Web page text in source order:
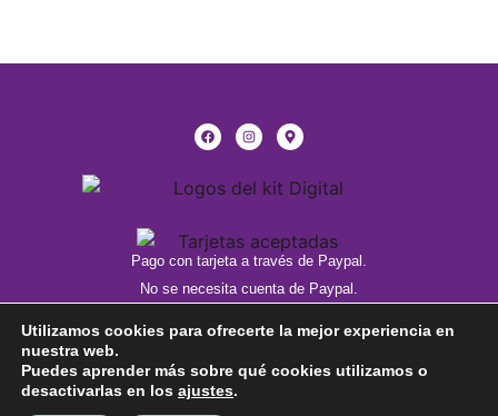
Pago con tarjeta a través de Paypal.
No se necesita cuenta de Paypal.
Política de privacidad
Política de cookies
Condiciones de compra
Utilizamos cookies para ofrecerte la mejor experiencia en
nuestra web.
Puedes aprender más sobre qué cookies utilizamos o
desactivarlas en los ajustes.